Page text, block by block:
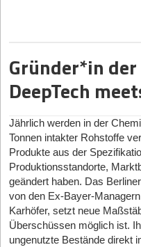
Aufzeichnung zwei Stunden
Seiten intensiv gefragt und
ich alleine vor den fünf
Dabei entstand die eine oder
gefordert hat, weil ich ja zu
aber auch nicht auf mehrere
antworten kann. Dabei ging
Gründung, sondern auch
zu geplanten
auch aus verschiedenen
Ungereimtheiten sofort klar
Gründer*in
DeepTech
Jährlich werden in der
Tonnen intakter Rohstoffe
Produkte aus der
Produktionsstandorte,
geändert haben. Das
von den Ex-Bayer-
Karhöfer, setzt neue
Überschüssen möglich ist.
ungenutzte Bestände direkt